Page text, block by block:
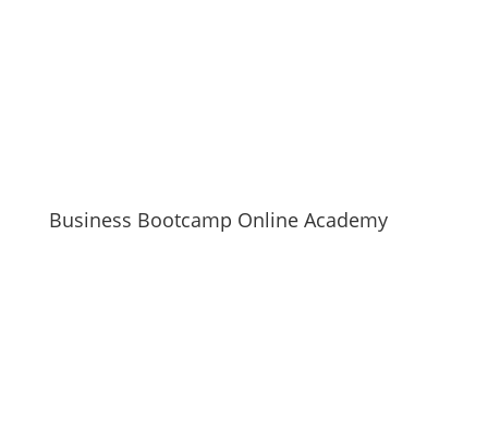
Business Bootcamp Online Academy